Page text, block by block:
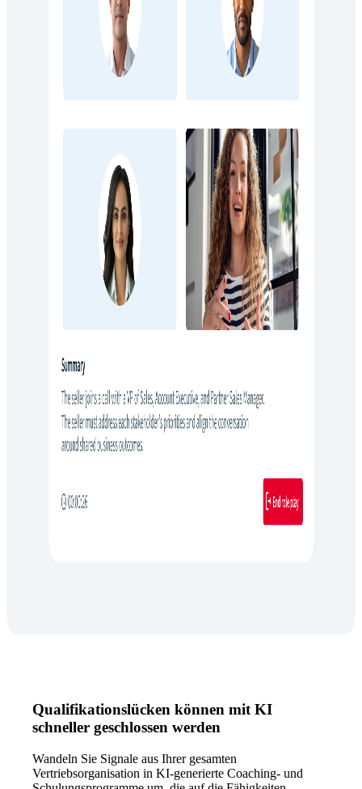
Qualifikationslücken können mit KI
schneller geschlossen werden
Wandeln Sie Signale aus Ihrer gesamten
Vertriebsorganisation in KI-generierte Coaching- und